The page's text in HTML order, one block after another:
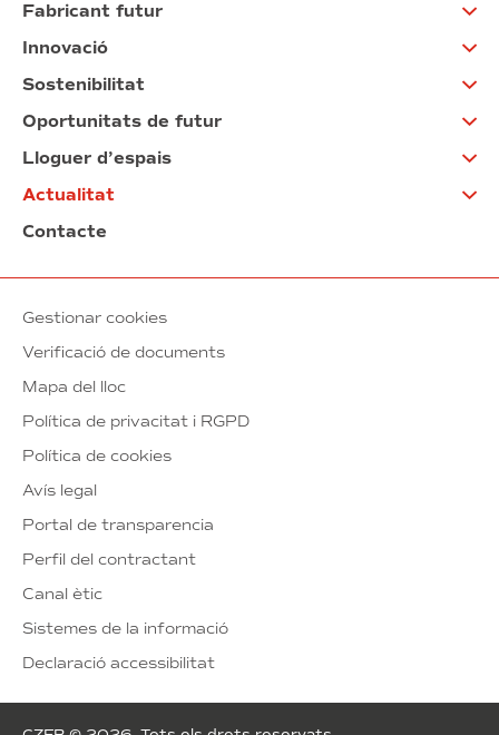
Fabricant futur
Innovació
Sostenibilitat
Oportunitats de futur
Lloguer d’espais
Actualitat
Contacte
Gestionar cookies
Verificació de documents
Mapa del lloc
Política de privacitat i RGPD
Política de cookies
Avís legal
Portal de transparencia
Perfil del contractant
Canal ètic
Sistemes de la informació
Declaració accessibilitat